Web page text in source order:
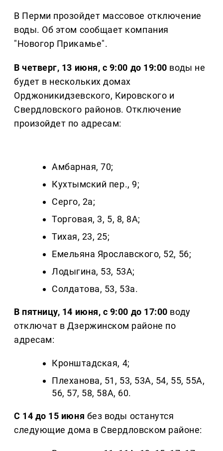
В Перми прозойдет массовое отключение
воды. Об этом сообщает компания
"Новогор Прикамье".
В четверг, 13 июня, с 9:00 до 19:00 воды не
будет в нескольких домах
Орджоникидзевского, Кировского и
Свердловского районов. Отключение
произойдет по адресам:
Амбарная, 70;
Кухтымский пер., 9;
Серго, 2а;
Торговая, 3, 5, 8, 8А;
Тихая, 23, 25;
Емельяна Ярославского, 52, 56;
Лодыгина, 53, 53А;
Солдатова, 53, 53а.
В пятницу, 14 июня, с 9:00 до 17:00 воду
отключат в Дзержинском районе по
адресам:
Кронштадская, 4;
Плеханова, 51, 53, 53А, 54, 55, 55А,
56, 57, 58, 58А, 60.
С 14 до 15 июня без воды останутся
следующие дома в Свердловском районе: